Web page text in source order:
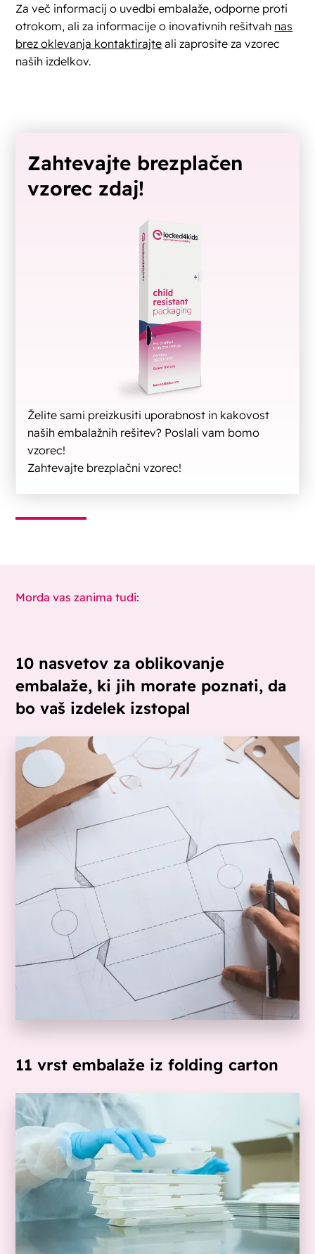
Za več informacij o uvedbi embalaže, odporne proti
otrokom, ali za informacije o inovativnih rešitvah nas
brez oklevanja kontaktirajte ali zaprosite za vzorec
naših izdelkov.
Zahtevajte brezplačen
vzorec zdaj!
Želite sami preizkusiti uporabnost in kakovost
naših embalažnih rešitev? Poslali vam bomo
vzorec!
Zahtevajte brezplačni vzorec!
Morda vas zanima tudi:
10 nasvetov za oblikovanje
embalaže, ki jih morate poznati, da
bo vaš izdelek izstopal
11 vrst embalaže iz folding carton